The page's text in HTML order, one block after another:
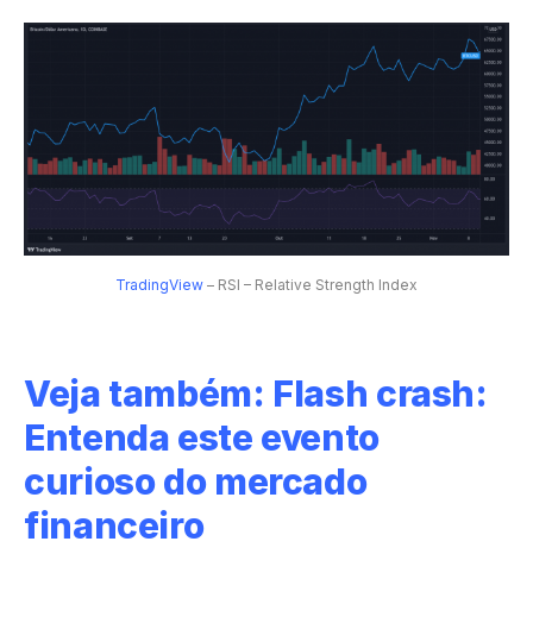
TradingView – RSI – Relative Strength Index
Veja também: Flash crash:
Entenda este evento
curioso do mercado
financeiro